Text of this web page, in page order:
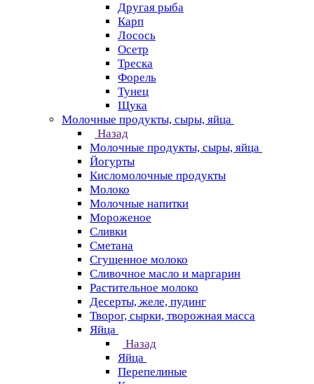
Другая рыба
Карп
Лосось
Осетр
Треска
Форель
Тунец
Щука
Молочные продукты, сыры, яйца
Назад
Молочные продукты, сыры, яйца
Йогурты
Кисломолочные продукты
Молоко
Молочные напитки
Мороженое
Сливки
Сметана
Сгущенное молоко
Сливочное масло и маргарин
Растительное молоко
Десерты, желе, пудинг
Творог, сырки, творожная масса
Яйца
Назад
Яйца
Перепелиные